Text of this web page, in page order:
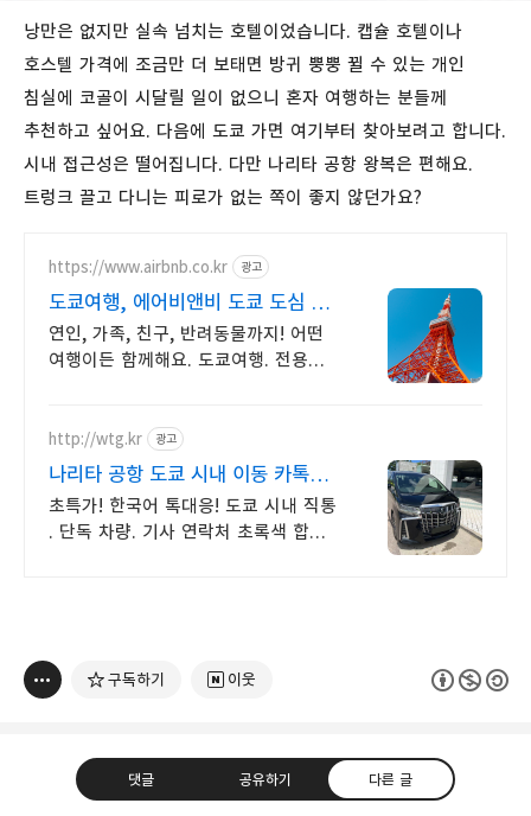
낭만은 없지만 실속 넘치는 호텔이었습니다. 캡슐 호텔이나
호스텔 가격에 조금만 더 보태면 방귀 뿡뿡 뀔 수 있는 개인
침실에 코골이 시달릴 일이 없으니 혼자 여행하는 분들께
추천하고 싶어요. 다음에 도쿄 가면 여기부터 찾아보려고 합니다.
시내 접근성은 떨어집니다. 다만 나리타 공항 왕복은 편해요.
트렁크 끌고 다니는 피로가 없는 쪽이 좋지 않던가요?
https://www.airbnb.co.kr 광고
도쿄여행, 에어비앤비 도쿄 도심 속
나만의 숙소
연인, 가족, 친구, 반려동물까지! 어떤
여행이든 함께해요. 도쿄여행. 전용
http://wtg.kr 광고
나리타 공항 도쿄 시내 이동 카톡
실시간 한국어 지원!
초특가! 한국어 톡대응! 도쿄 시내 직통
. 단독 차량. 기사 연락처 초록색 합법
구독하기 이웃
댓글 공유하기 다른 글